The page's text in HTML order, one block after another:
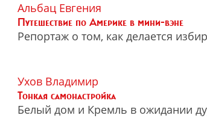
Альбац Евгения
Путешествие по Америке в мини-вэне
Репортаж о том, как делается
Ухов Владимир
Тонкая самонастройка
Белый дом и Кремль в ожидании